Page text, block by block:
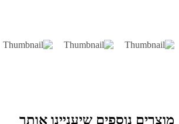
נוספים שיעניינו אותך